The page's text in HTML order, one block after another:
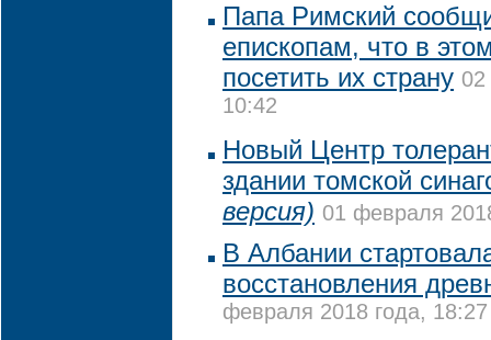
Папа Римский
епископам, что в
посетить их страну
10:42
Новый Центр
здании томской
версия) 01 февраля
В Албании
восстановления
февраля 2018 года, 18:27